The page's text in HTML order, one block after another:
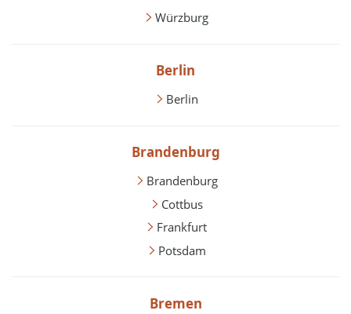
Würzburg
Berlin
Berlin
Brandenburg
Brandenburg
Cottbus
Frankfurt
Potsdam
Bremen